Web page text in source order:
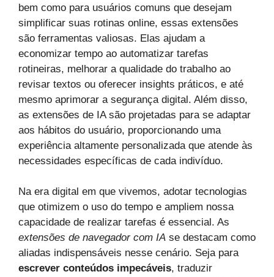
bem como para usuários comuns que desejam
simplificar suas rotinas online, essas extensões
são ferramentas valiosas. Elas ajudam a
economizar tempo ao automatizar tarefas
rotineiras, melhorar a qualidade do trabalho ao
revisar textos ou oferecer insights práticos, e até
mesmo aprimorar a segurança digital. Além disso,
as extensões de IA são projetadas para se adaptar
aos hábitos do usuário, proporcionando uma
experiência altamente personalizada que atende às
necessidades específicas de cada indivíduo.
Na era digital em que vivemos, adotar tecnologias
que otimizem o uso do tempo e ampliem nossa
capacidade de realizar tarefas é essencial. As
extensões de navegador com IA se destacam como
aliadas indispensáveis nesse cenário. Seja para
escrever conteúdos impecáveis, traduzir